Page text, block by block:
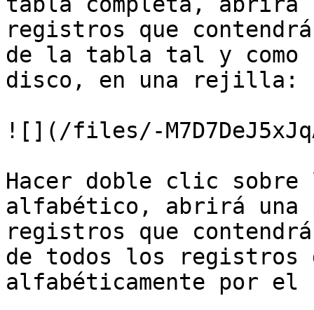
registros que
de la tabla tal y como
disco, en una rejilla:
![](/files/-
Hacer doble clic
alfabético, abrirá una
registros que
de todos los registros
alfabéticamente por el